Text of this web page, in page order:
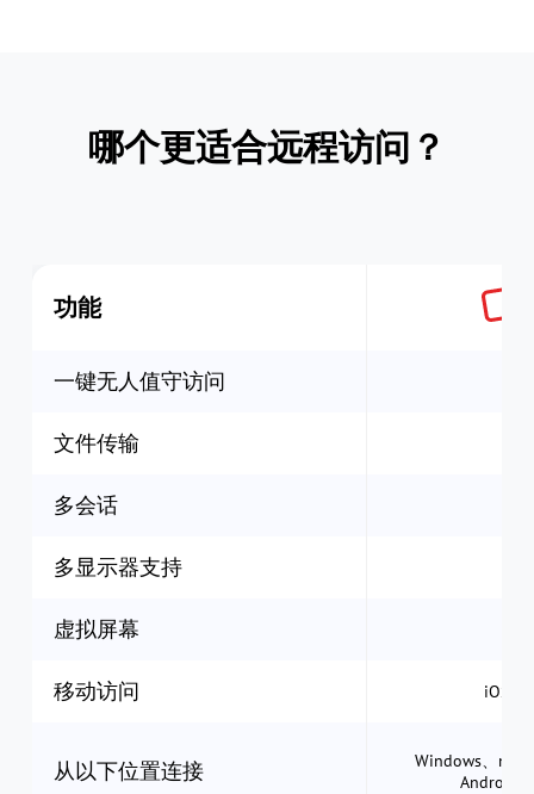
哪个更适合远程访问？
功能
一键无人值守访问
文件传输
多会话
多显示器支持
虚拟屏幕
移动访问 iOS
从以下位置连接
Windows、
Android